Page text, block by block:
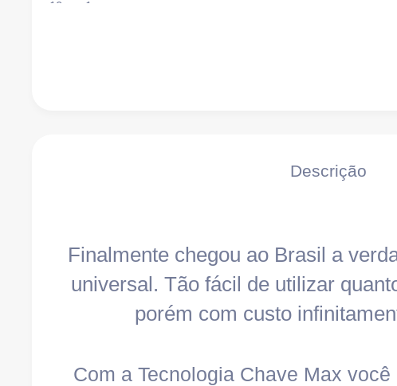
Descrição
Finalmente chegou ao Brasil a
universal. Tão fácil de utilizar
porém com custo
Com a Tecnologia Chave Max